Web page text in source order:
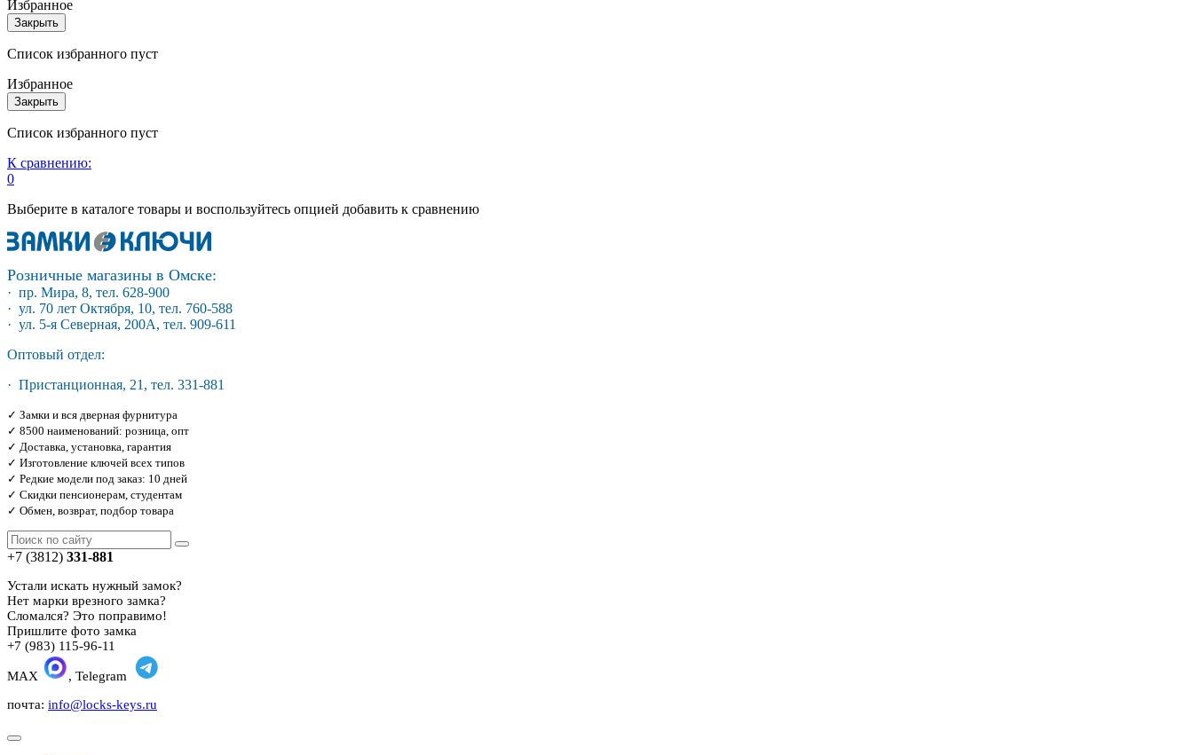
Избранное
Закрыть
Список избранного пуст
Избранное
Закрыть
Список избранного пуст
К сравнению:
0
Выберите в каталоге товары и воспользуйтесь опцией добавить к сравнению
Розничные магазины в Омске:
· пр. Мира, 8, тел. 628-900
· ул. 70 лет Октября, 10, тел. 760-588
· ул. 5-я Северная, 200А, тел. 909-611
Оптовый отдел:
· Пристанционная, 21, тел. 331-881
✓ Замки и вся дверная фурнитура
✓ 8500 наименований: розница, опт
✓ Доставка, установка, гарантия
✓ Изготовление ключей всех типов
✓ Редкие модели под заказ: 10 дней
✓ Скидки пенсионерам, студентам
✓ Обмен, возврат, подбор товара
+7 (3812) 331-881
Устали искать нужный замок?
Нет марки врезного замка?
Сломался? Это поправимо!
Пришлите фото замка
+7 (983) 115-96-11
MAX
, Telegram
почта: info@locks-keys.ru